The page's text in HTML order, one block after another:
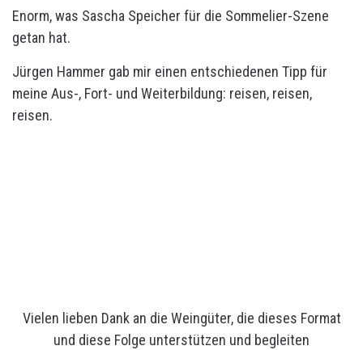
Enorm, was Sascha Speicher für die Sommelier-Szene
getan hat.
Jürgen Hammer gab mir einen entschiedenen Tipp für
meine Aus-, Fort- und Weiterbildung: reisen, reisen,
reisen.
Vielen lieben Dank an die Weingüter, die dieses Format
und diese Folge unterstützen und begleiten